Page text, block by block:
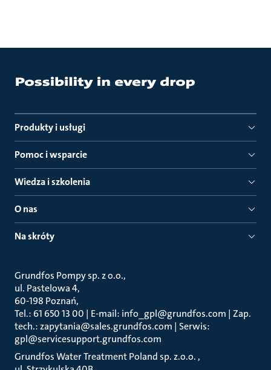
Produkty i usługi
Pomoc i wsparcie
Wiedza i szkolenia
O nas
Na skróty
Grundfos Pompy sp. z o.o.
ul. Pastelowa 4
60-198 Poznań
Tel.: 61 650 13 00 | E-mail: info_gpl@grundfos.com | Zap.
tech.: zapytania@sales.grundfos.com | Serwis:
gpl@servicesupport.grundfos.com
Grundfos Water Treatment Poland sp. z.o.o.